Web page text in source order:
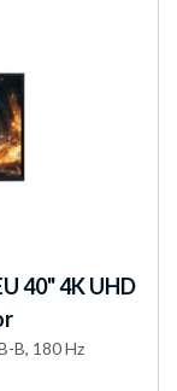
40" 4K UHD
B, 180 Hz